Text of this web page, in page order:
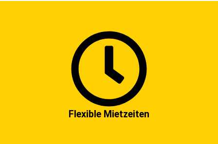
Flexible Mietzeiten